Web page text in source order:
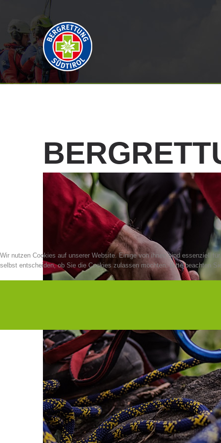
Wir nutzen Cookies auf unserer Website. Einige von ihnen sind essenziell
selbst entscheiden, ob Sie die Cookies zulassen möchten. Bitte beachten